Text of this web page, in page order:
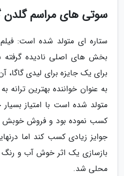
سوتی های مراسم گلدن
ستاره ای متولد شده است:
بخش های اصلی نادیده
برای یک جایزه برای لیدی گاگا،
به عنوان خواننده بهترین ترانه
متولد شده است با امتیاز
کسب نموده بود و فروش خوبش
جوایز زیادی کسب کند اما
بازسازی یک اثر خوش آب و رنگ
محلی شد.